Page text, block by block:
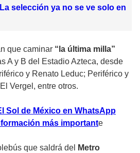
La selección ya no se ve solo en
que caminar “la última milla”
A y B del Estadio Azteca, desde
y Renato Leduc; Periférico y
Vergel, entre otros.
Sol de México en WhatsApp
más importante
que saldrá del
Metro